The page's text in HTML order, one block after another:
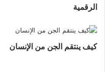
الرقمية
كيف ينتقم الجن من الإنسان